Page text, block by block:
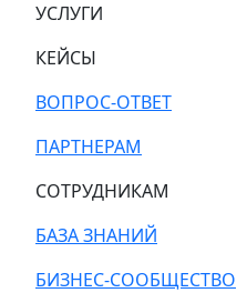
УСЛУГИ
КЕЙСЫ
ВОПРОС-ОТВЕТ
ПАРТНЕРАМ
СОТРУДНИКАМ
БАЗА ЗНАНИЙ
БИЗНЕС-СООБЩЕСТВО